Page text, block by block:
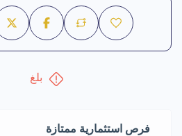
بلغ
فرص استثمارية ممتازة